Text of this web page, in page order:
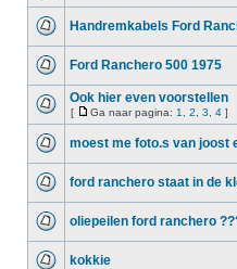
Handremkabels Ford
Ford Ranchero 500 1975
Ook hier even voorstellen
[ Ga naar pagina: 1 2 3 4 ]
moest me foto.s van joost
ford ranchero staat in de
oliepeilen ford ranchero
kokkie